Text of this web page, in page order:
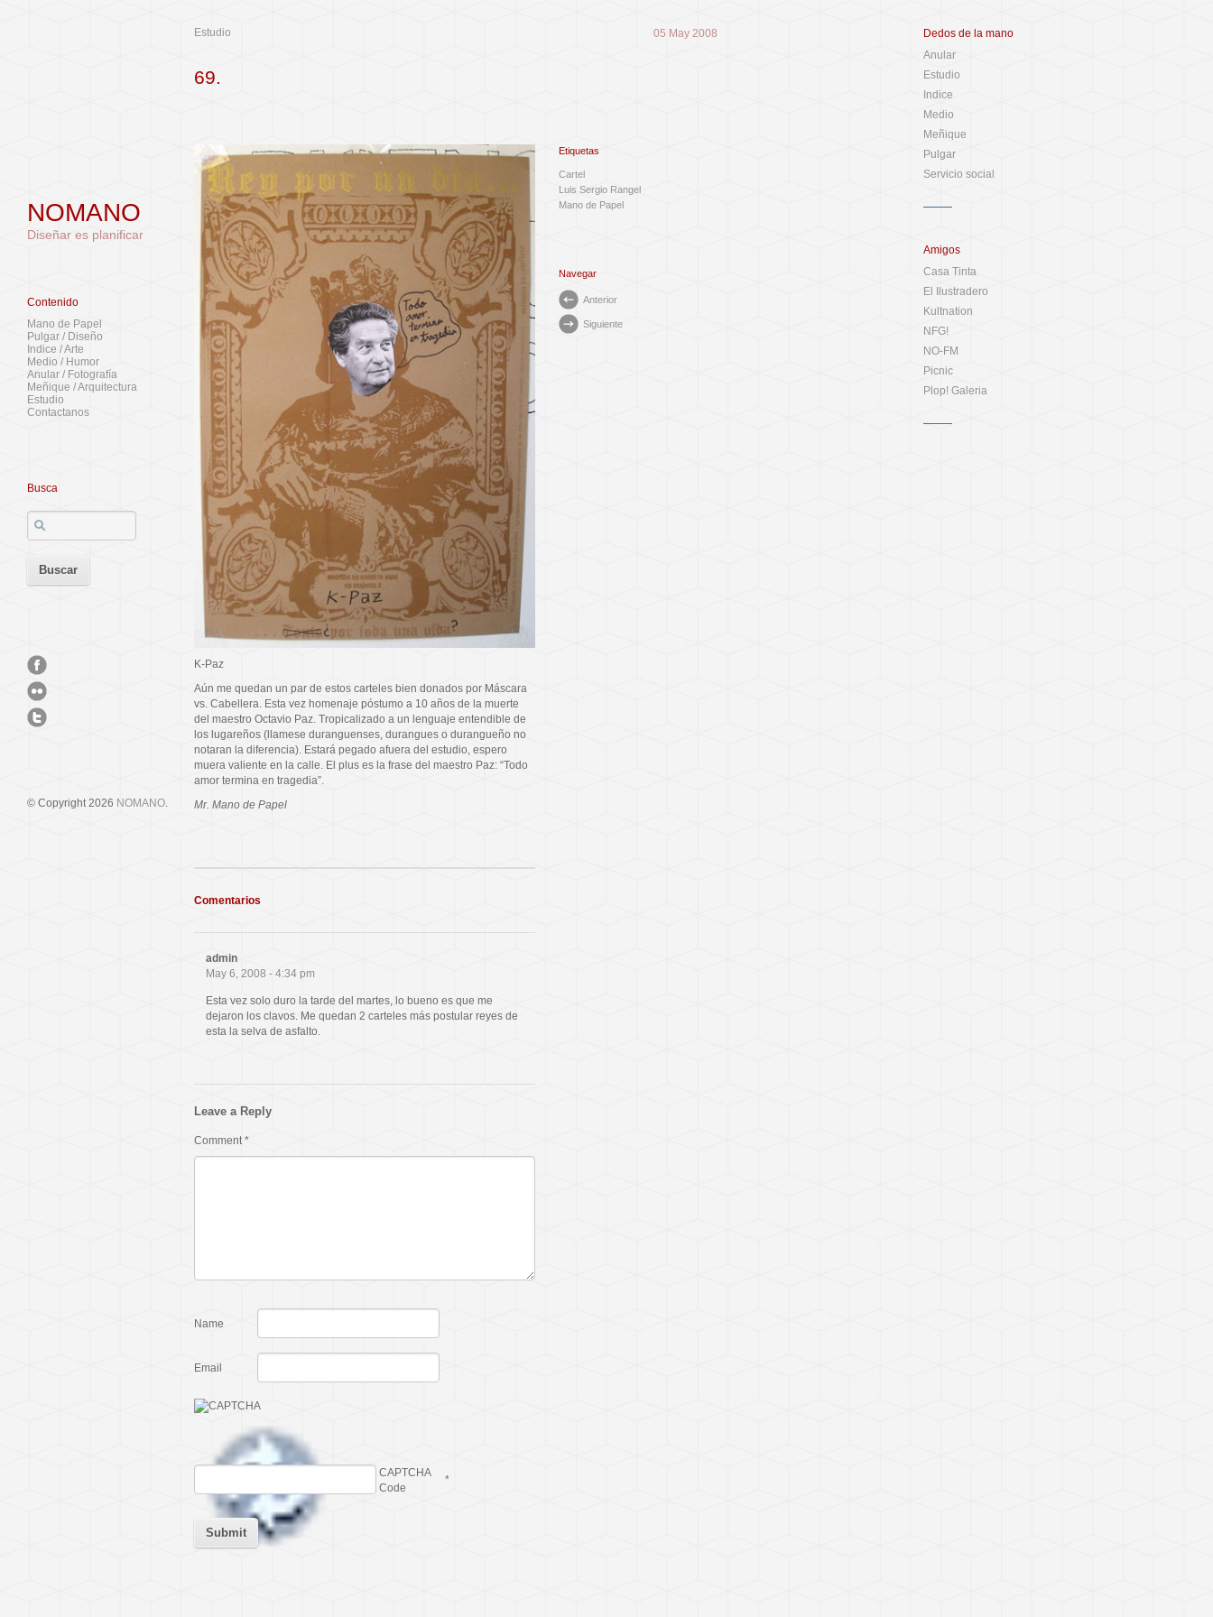
NOMANO
Diseñar es planificar
Contenido
Mano de Papel
Pulgar / Diseño
Indice / Arte
Medio / Humor
Anular / Fotografía
Meñique / Arquitectura
Estudio
Contactanos
Busca
© Copyright 2026 NOMANO.
Estudio 05 May 2008
69.
K-Paz
Aún me quedan un par de estos carteles bien donados por Máscara
vs. Cabellera. Esta vez homenaje póstumo a 10 años de la muerte
del maestro Octavio Paz. Tropicalizado a un lenguaje entendible de
los lugareños (llamese duranguenses, durangues o durangueño no
notaran la diferencia). Estará pegado afuera del estudio, espero
muera valiente en la calle. El plus es la frase del maestro Paz: “Todo
amor termina en tragedia”.
Mr. Mano de Papel
Comentarios
admin
May 6, 2008 - 4:34 pm
Esta vez solo duro la tarde del martes, lo bueno es que me
dejaron los clavos. Me quedan 2 carteles más postular reyes de
esta la selva de asfalto.
Leave a Reply
Comment *
Name
Email
CAPTCHA
Code
*
Etiquetas
Cartel
Luis Sergio Rangel
Mano de Papel
Navegar
Anterior
Siguiente
Dedos de la mano
Anular
Estudio
Indice
Medio
Meñique
Pulgar
Servicio social
Amigos
Casa Tinta
El Ilustradero
Kultnation
NFG!
NO-FM
Picnic
Plop! Galeria